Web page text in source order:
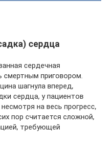
сердца
сердечная
смертным приговором.
шагнула вперед,
сердца, у пациентов
на весь прогресс,
пор считается сложной,
требующей